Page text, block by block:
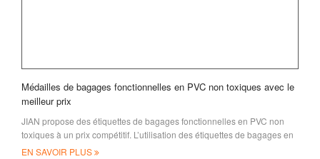
Médailles de bagages fonctionnelles en PVC non toxiques avec le
meilleur prix
JIAN propose des étiquettes de bagages fonctionnelles en PVC non
toxiques à un prix compétitif. L’utilisation des étiquettes de bagages en
PVC convient à des fins promotionnelles
EN SAVOIR PLUS